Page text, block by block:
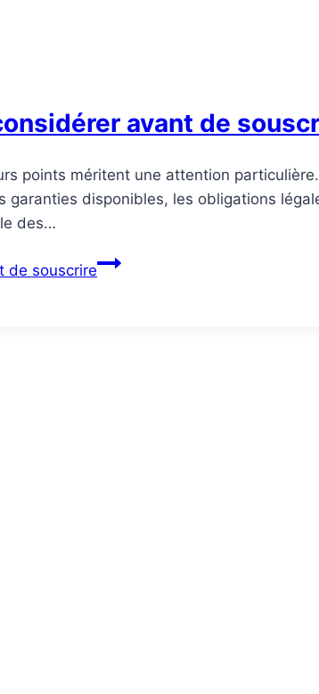
avant de
points méritent une attention
disponibles, les obligations
des…
de souscrire